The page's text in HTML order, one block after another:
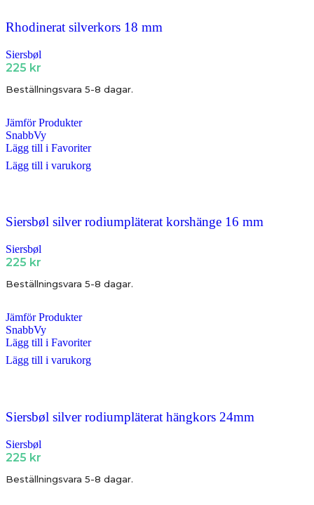
Rhodinerat silverkors 18 mm
Siersbøl
225 kr
Beställningsvara 5-8 dagar.
Jämför Produkter
SnabbVy
Lägg till i Favoriter
Lägg till i varukorg
Siersbøl silver rodiumpläterat korshänge 16 mm
Siersbøl
225 kr
Beställningsvara 5-8 dagar.
Jämför Produkter
SnabbVy
Lägg till i Favoriter
Lägg till i varukorg
Siersbøl silver rodiumpläterat hängkors 24mm
Siersbøl
225 kr
Beställningsvara 5-8 dagar.